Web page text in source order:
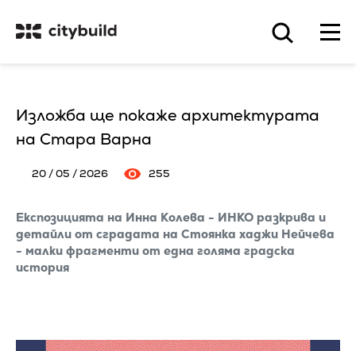
Изложба ще покаже архитектурата
на Стара Варна
20 / 05 / 2026 255
Експозицията на Инна Колева - ИНКО разкрива и
детайли от сградата на Стоянка хаджи Нейчева
- малки фрагменти от една голяма градска
история